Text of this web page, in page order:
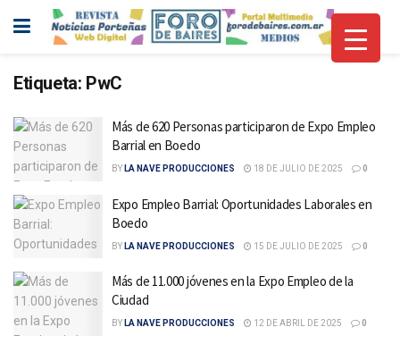
Etiqueta: PwC
Más de 620 Personas participaron de Expo Empleo
Barrial en Boedo
BY LA NAVE PRODUCCIONES 18 DE JULIO DE 2025 0
Expo Empleo Barrial: Oportunidades Laborales en
Boedo
BY LA NAVE PRODUCCIONES 15 DE JULIO DE 2025 0
Más de 11.000 jóvenes en la Expo Empleo de la
Ciudad
BY LA NAVE PRODUCCIONES 12 DE ABRIL DE 2025 0